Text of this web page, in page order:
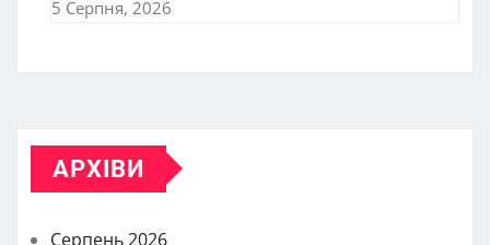
5 Серпня, 2026
АРХІВИ
Серпень 2026